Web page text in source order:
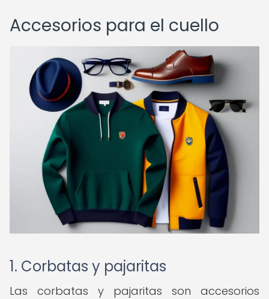
Accesorios para el cuello
1. Corbatas y pajaritas
Las corbatas y pajaritas son accesorios